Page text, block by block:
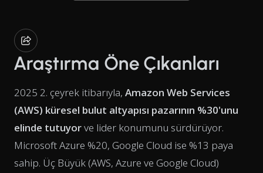
Araştırma Öne Çıkanları
2025 2. çeyrek itibarıyla, Amazon Web Services
(AWS) küresel bulut altyapısı pazarının %30'unu
elinde tutuyorve lider konumunu sürdürüyor.
Microsoft Azure %20, Google Cloud ise %13 paya
sahip. Üç Büyük (AWS, Azure ve Google Cloud)